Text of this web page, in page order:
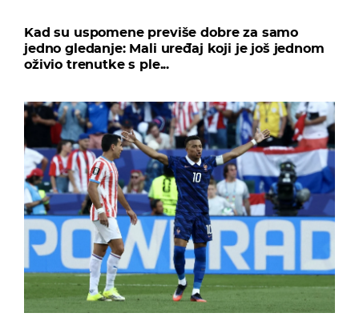
Kad su uspomene previše dobre za samo
jedno gledanje: Mali uređaj koji je još jednom
oživio trenutke s ple...